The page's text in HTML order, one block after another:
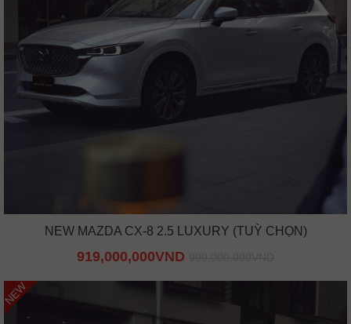
NEW MAZDA CX-8 2.5 LUXURY (TUỲ CHỌN)
919,000,000VND
NEW